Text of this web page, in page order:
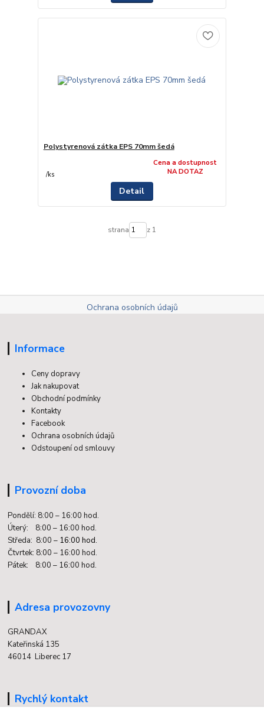
Polystyrenová zátka EPS 70mm šedá
/ks
Cena a dostupnost
NA DOTAZ
Detail
strana z 1
Ochrana osobních údajů
Informace
Ceny dopravy
Jak nakupovat
Obchodní podmínky
Kontakty
Facebook
Ochrana osobních údajů
Odstoupení od smlouvy
Provozní doba
Pondělí: 8:00 – 16:00 hod.
Úterý: 8:00 – 16:00 hod.
Středa: 8:00 – 16:00 hod.
Čtvrtek: 8:00 – 16:00 hod.
Pátek: 8:00 – 16:00 hod.
Adresa provozovny
GRANDAX
Kateřinská 135
46014 Liberec 17
Rychlý kontakt